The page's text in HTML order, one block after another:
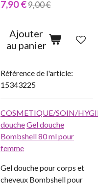
7,90 €9,00 €
Ajouter
au panier
Référence de l'article:
15343225
COSMETIQUE/SOIN/
doucheGel douche
Bombshell 80 ml pour
femme
Gel douche pour corps et
cheveux Bombshell pour